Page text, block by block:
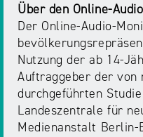
Über den Online-
Der Online-Audio-
Nutzung der ab 14-
Auftraggeber der von
durchgeführten
Landeszentrale für
Medienanstalt Berlin-